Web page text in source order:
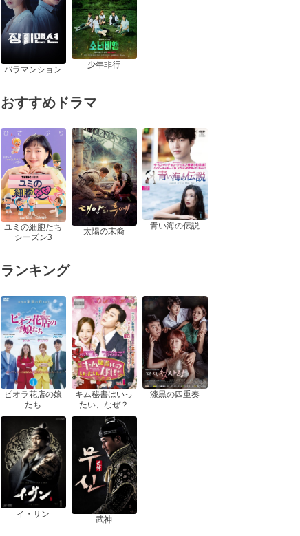
バラマンション 少年非行
おすすめドラマ
ユミの細胞たち
シーズン3
太陽の末裔 青い海の伝説
ランキング
ピオラ花店の娘
たち
キム秘書はいっ
たい、なぜ？
漆黒の四重奏
イ・サン 武神